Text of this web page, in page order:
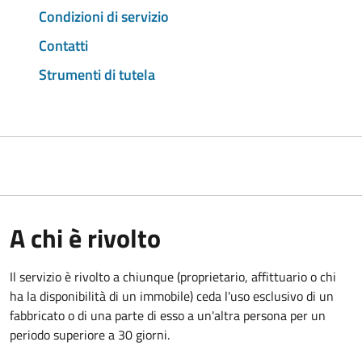
Condizioni di servizio
Contatti
Strumenti di tutela
A chi è rivolto
Il servizio è rivolto a chiunque (proprietario, affittuario o chi
ha la disponibilità di un immobile) ceda l'uso esclusivo di un
fabbricato o di una parte di esso a un'altra persona per un
periodo superiore a 30 giorni.